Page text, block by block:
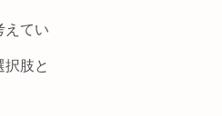
えてい
肢と